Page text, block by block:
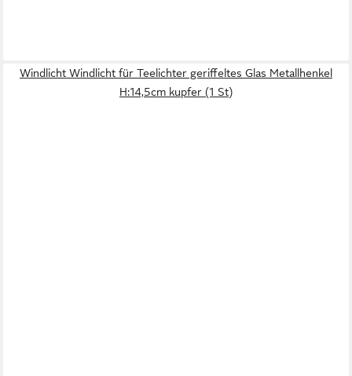
Windlicht Windlicht für Teelichter geriffeltes Glas Metallhenkel
H:14,5cm kupfer (1 St)